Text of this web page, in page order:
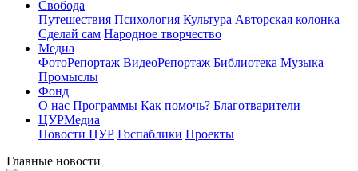
Свобода
Путешествия Психология Культура Авторская колонка
Сделай сам Народное творчество
Медиа
ФотоРепортаж ВидеоРепортаж Библиотека Музыка
Промыслы
Фонд
О нас Программы Как помочь? Благотварители
ЦУРМедиа
Новости ЦУР Госпаблики Проекты
Главные новости